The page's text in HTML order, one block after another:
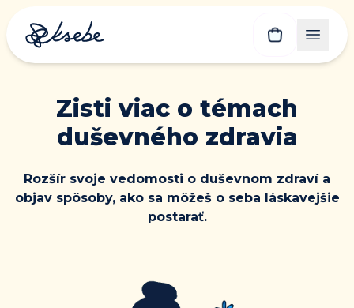
Zisti viac o témach
duševného zdravia
Rozšír svoje vedomosti o duševnom zdraví a
objav spôsoby, ako sa môžeš o seba láskavejšie
postarať.